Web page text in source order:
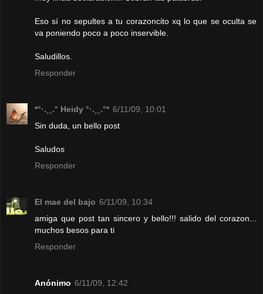
Eso sí no sepultes a tu corazoncito xq lo que se oculta se
va poniendo poco a poco inservible.
Saludillos.
Responder
*°·.¸¸.° Heidy °·.¸¸.°* 6/11/09, 10:01
Sin duda, un bello post
Saludos
Responder
El mae del bajo 6/11/09, 10:34
amiga que post tan sincero y bello!!! salido del corazon...
muchos besos para ti
Responder
Anónimo 6/11/09, 12:42